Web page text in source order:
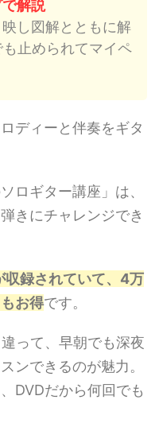
解説
し図解とともに解
止められてマイペ
ディーと伴奏をギタ
ロギター講座」は、
きにチャレンジでき
録されていて、4万
お得です。
って、早朝でも深夜
ンできるのが魅力。
DVDだから何回でも